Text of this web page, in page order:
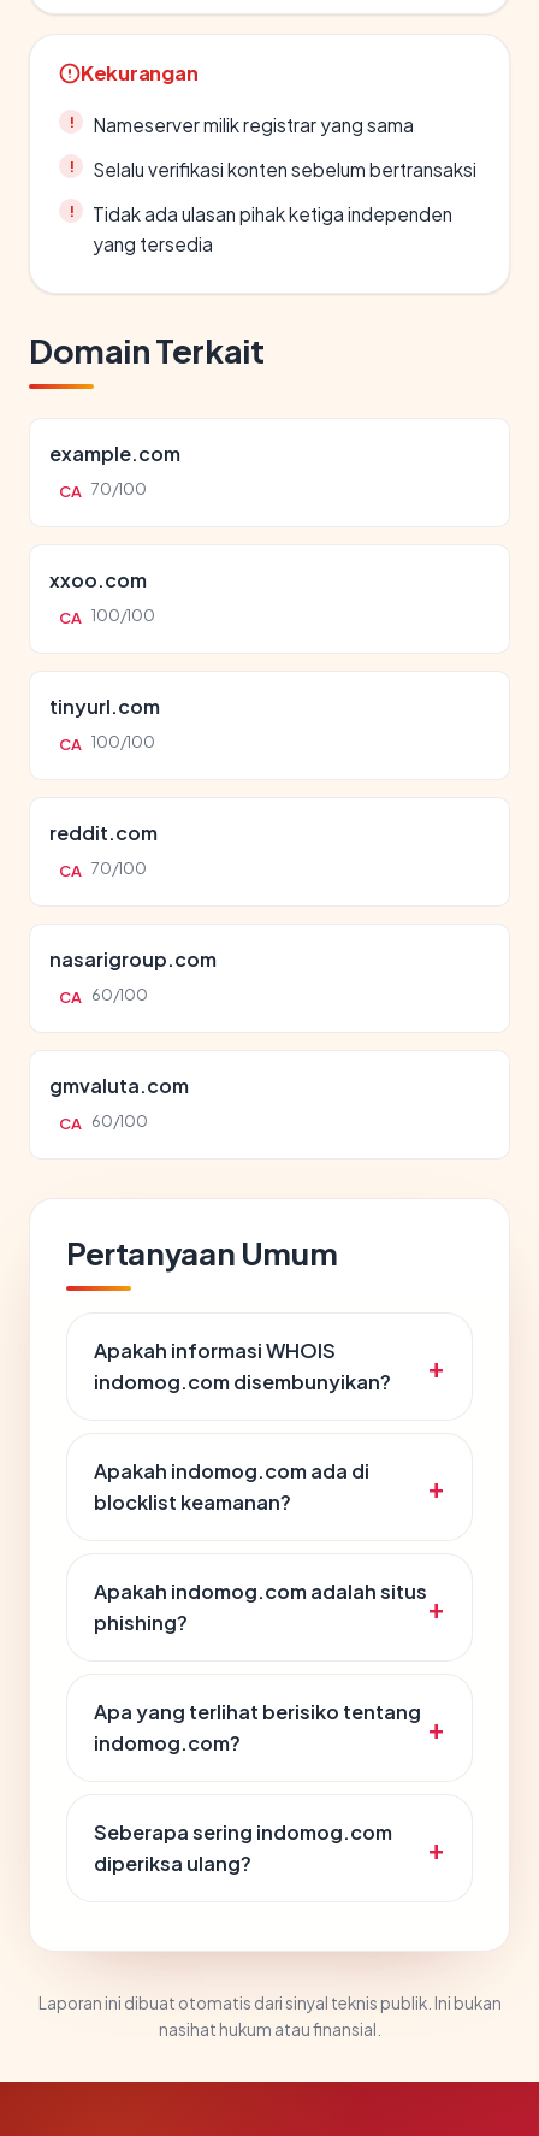
Kekurangan
Nameserver milik registrar yang sama
Selalu verifikasi konten sebelum bertransaksi
Tidak ada ulasan pihak ketiga independen
yang tersedia
Domain Terkait
example.com
CA 70/100
xxoo.com
CA 100/100
tinyurl.com
CA 100/100
reddit.com
CA 70/100
nasarigroup.com
CA 60/100
gmvaluta.com
CA 60/100
Pertanyaan Umum
Apakah informasi WHOIS
indomog.com disembunyikan?
Apakah indomog.com ada di
blocklist keamanan?
Apakah indomog.com adalah situs
phishing?
Apa yang terlihat berisiko tentang
indomog.com?
Seberapa sering indomog.com
diperiksa ulang?
Laporan ini dibuat otomatis dari sinyal teknis publik. Ini bukan
nasihat hukum atau finansial.